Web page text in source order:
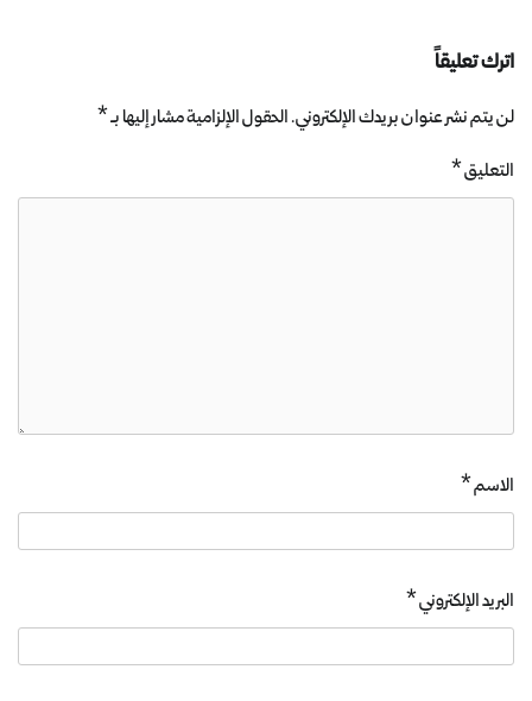
اترك تعليقاً
لن يتم نشر عنوان بريدك الإلكتروني.الحقول الإلزامية مشار إليها بـ*
التعليق*
الاسم*
البريد الإلكتروني*